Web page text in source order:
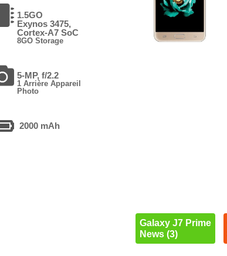
1.5GO
Exynos 3475,
Cortex-A7 SoC
8GO Storage
5-MP, f/2.2
1 Arrière Appareil
Photo
2000 mAh
Galaxy J7 Prime
News (3)